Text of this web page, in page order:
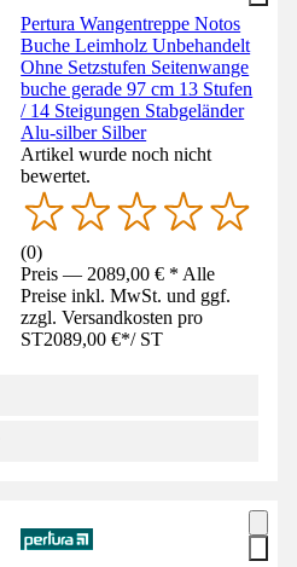
Pertura Wangentreppe Notos
Buche Leimholz Unbehandelt
Ohne Setzstufen Seitenwange
buche gerade 97 cm 13 Stufen
/ 14 Steigungen Stabgeländer
Alu-silber Silber
Artikel wurde noch nicht
bewertet.
(0)
Preis — 2089,00 € * Alle
Preise inkl. MwSt. und ggf.
zzgl. Versandkosten pro
ST2089,00 €*/ ST